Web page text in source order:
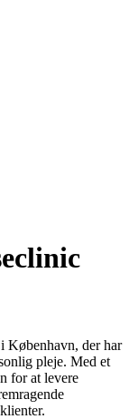
København, der har
pleje. Med et
for at levere